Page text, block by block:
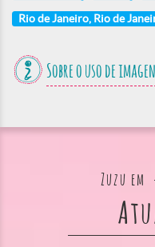
Rio de Janeiro, Rio de
Sobre o uso de
Zuzu em